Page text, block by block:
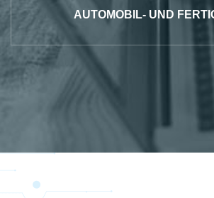
AUTOMOBIL- UND